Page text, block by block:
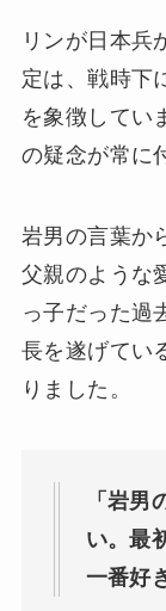
リンが日本兵
定は、戦時下
を象徴してい
の疑念が常に
岩男の言葉か
父親のような
っ子だった過
長を遂げてい
りました。
「岩男
い。最
一番好